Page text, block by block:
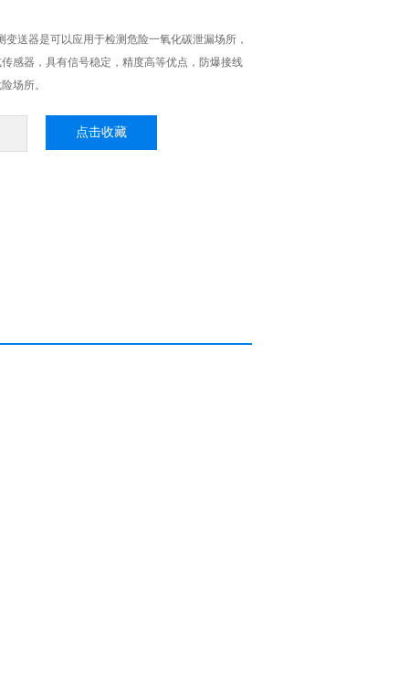
变送器是可以应用于检测危险一氧化碳泄漏场所，
感器，具有信号稳定，精度高等优点，防爆接线
场所。
点击收藏